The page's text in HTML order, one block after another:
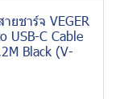
ยชาร์จ VEGER
USB-C Cable
Black (V-